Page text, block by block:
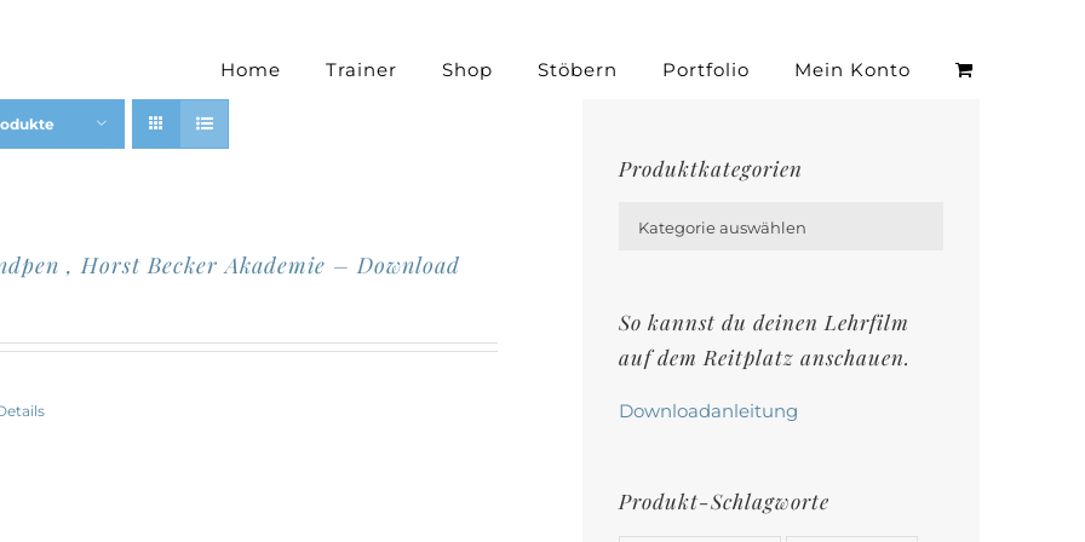
Home Trainer Shop Stöbern Portfolio Mein Konto
, Horst Becker Akademie – Download
Produktkategorien
Kategorie auswählen
So kannst du deinen Lehrfilm
auf dem Reitplatz anschauen.
Downloadanleitung
Produkt-Schlagworte